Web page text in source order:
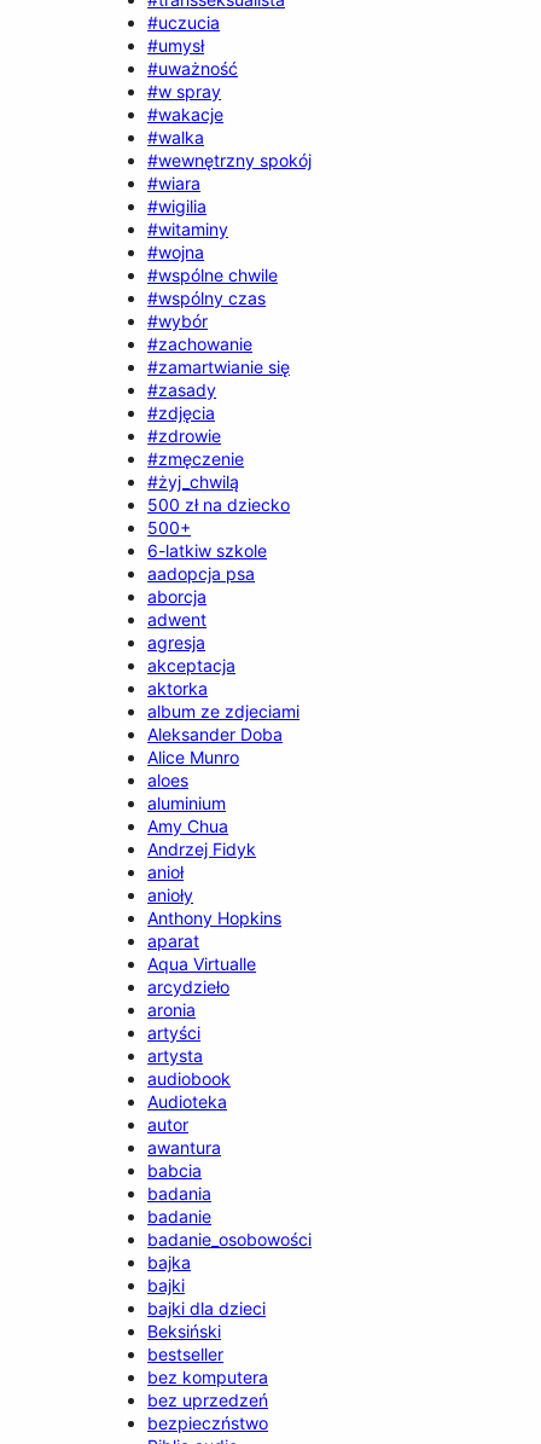
#uczucia
#umysł
#uważność
#w spray
#wakacje
#walka
#wewnętrzny spokój
#wiara
#wigilia
#witaminy
#wojna
#wspólne chwile
#wspólny czas
#wybór
#zachowanie
#zamartwianie się
#zasady
#zdjęcia
#zdrowie
#zmęczenie
#żyj_chwilą
500 zł na dziecko
500+
6-latkiw szkole
aadopcja psa
aborcja
adwent
agresja
akceptacja
aktorka
album ze zdjeciami
Aleksander Doba
Alice Munro
aloes
aluminium
Amy Chua
Andrzej Fidyk
anioł
anioły
Anthony Hopkins
aparat
Aqua Virtualle
arcydzieło
aronia
artyści
artysta
audiobook
Audioteka
autor
awantura
babcia
badania
badanie
badanie_osobowości
bajka
bajki
bajki dla dzieci
Beksiński
bestseller
bez komputera
bez uprzedzeń
bezpieczństwo